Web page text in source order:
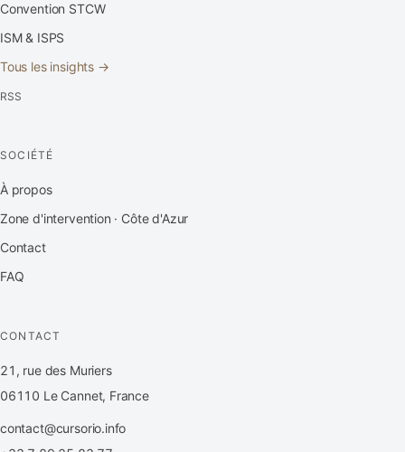
Convention STCW
ISM & ISPS
Tous les insights →
RSS
SOCIÉTÉ
À propos
Zone d'intervention · Côte d'Azur
Contact
FAQ
CONTACT
21, rue des Muriers
06110 Le Cannet, France
contact@cursorio.info